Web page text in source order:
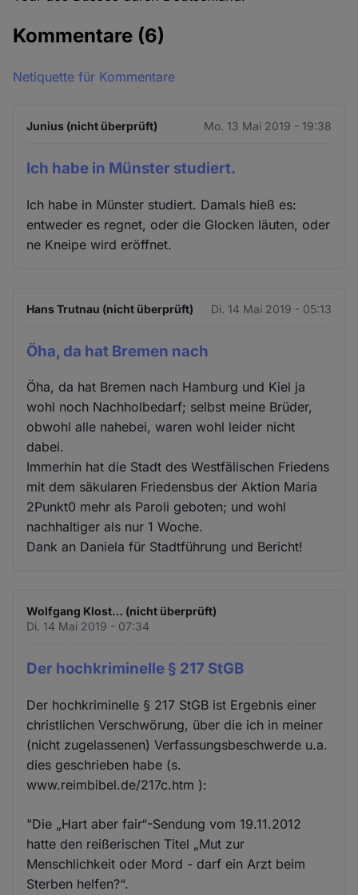
Kommentare (6)
Netiquette für Kommentare
Junius (nicht überprüft) Mo. 13 Mai 2019 - 19:38
Ich habe in Münster studiert.
Ich habe in Münster studiert. Damals hieß es:
entweder es regnet, oder die Glocken läuten, oder
ne Kneipe wird eröffnet.
Hans Trutnau (nicht überprüft) Di. 14 Mai 2019 - 05:13
Öha, da hat Bremen nach
Öha, da hat Bremen nach Hamburg und Kiel ja
wohl noch Nachholbedarf; selbst meine Brüder,
obwohl alle nahebei, waren wohl leider nicht
dabei.
Immerhin hat die Stadt des Westfälischen Friedens
mit dem säkularen Friedensbus der Aktion Maria
2Punkt0 mehr als Paroli geboten; und wohl
nachhaltiger als nur 1 Woche.
Dank an Daniela für Stadtführung und Bericht!
Wolfgang Klost… (nicht überprüft)
Di. 14 Mai 2019 - 07:34
Der hochkriminelle § 217 StGB
Der hochkriminelle § 217 StGB ist Ergebnis einer
christlichen Verschwörung, über die ich in meiner
(nicht zugelassenen) Verfassungsbeschwerde u.a.
dies geschrieben habe (s.
www.reimbibel.de/217c.htm ):
"Die „Hart aber fair“-Sendung vom 19.11.2012
hatte den reißerischen Titel „Mut zur
Menschlichkeit oder Mord - darf ein Arzt beim
Sterben helfen?“.